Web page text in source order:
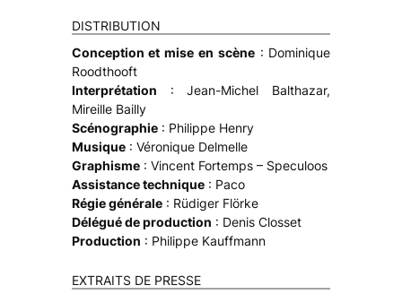
DISTRIBUTION
Conception et mise en scène: Dominique
Roodthooft
Interprétation : Jean-Michel Balthazar,
Mireille Bailly
Scénographie: Philippe Henry
Musique: Véronique Delmelle
Graphisme: Vincent Fortemps – Speculoos
Assistance technique: Paco
Régie générale: Rüdiger Flörke
Délégué de production : Denis Closset
Production : Philippe Kauffmann
EXTRAITS DE PRESSE